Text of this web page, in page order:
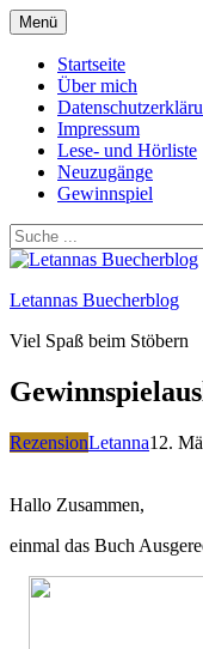
Zum
Inhalt
springen
Menü
Startseite
Über mich
Impressum
Lese- und Hörliste
Neuzugänge
Gewinnspiel
Letannas Buecherblog
Viel Spaß beim Stöbern
RezensionLetanna12.
Hallo Zusammen,
einmal das Buch